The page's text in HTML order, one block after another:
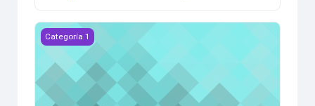
Prescripción de Medicamentos y Clínica de Heridas 19-11-
Categoría 1